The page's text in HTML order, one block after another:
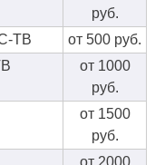
руб.
ТВ
от 500 руб.
от 1000
руб.
от 1500
руб.
от 2000